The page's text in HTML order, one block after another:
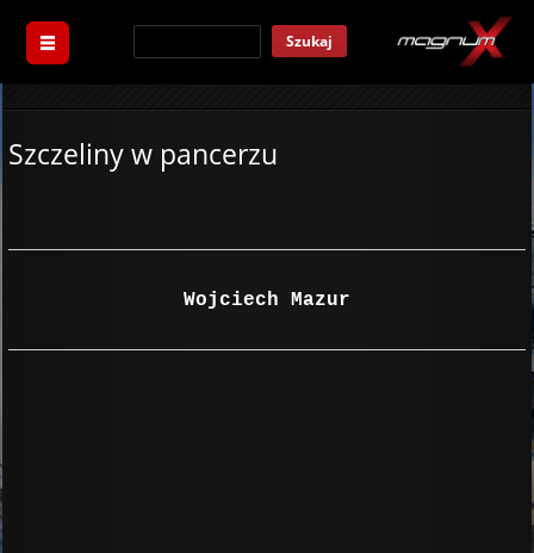
Szukaj
Szczeliny w pancerzu
Wojciech Mazur